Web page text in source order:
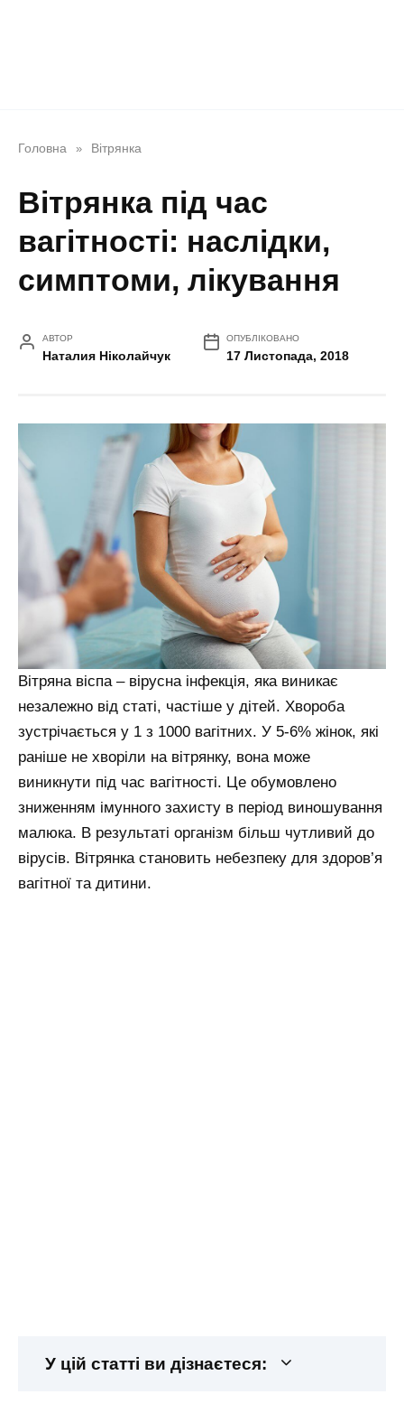
Головна » Вітрянка
Вітрянка під час
вагітності: наслідки,
симптоми, лікування
АВТОР
Наталия Ніколайчук
ОПУБЛІКОВАНО
17 Листопада, 2018
Вітряна віспа – вірусна інфекція, яка виникає
незалежно від статі, частіше у дітей. Хвороба
зустрічається у 1 з 1000 вагітних. У 5-6% жінок, які
раніше не хворіли на вітрянку, вона може
виникнути під час вагітності. Це обумовлено
зниженням імунного захисту в період виношування
малюка. В результаті організм більш чутливий до
вірусів. Вітрянка становить небезпеку для здоров’я
вагітної та дитини.
У цій статті ви дізнаєтеся: